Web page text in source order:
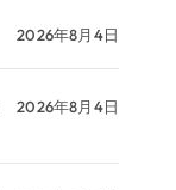
2026年8月4日
2026年8月4日